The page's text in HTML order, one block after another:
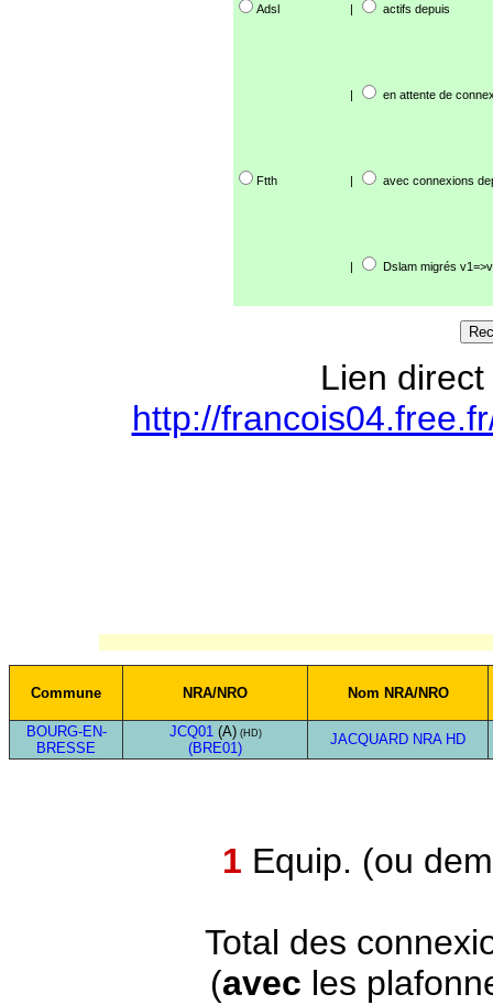
Adsl | actifs depuis
| en attente de
Ftth | avec connexions
| Dslam migrés
Lien
http://
Commune NRA/NRO Nom NRA/NRO
BOURG-EN-
BRESSE
JCQ01(A)(HD)
(BRE01)
JACQUARD NRA HD
1 Equip. (ou
Total des
(avec les